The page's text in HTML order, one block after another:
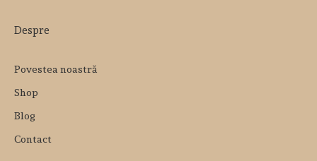
Despre
Povestea noastră
Shop
Blog
Contact